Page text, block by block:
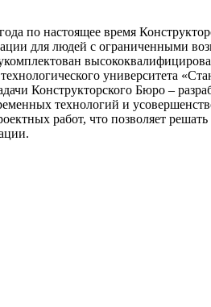
по настоящее время
для людей с ограниченными
университета
Конструкторского Бюро –
технологий и
работ, что позволяет решать